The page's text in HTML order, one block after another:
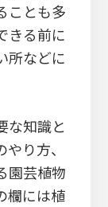
ことも多
きる前に
所などに
な知識と
り方、
園芸植物
欄には植